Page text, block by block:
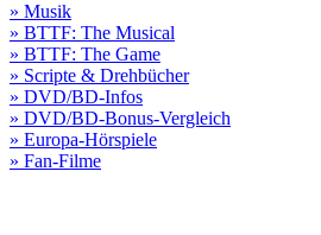
» Musik
» BTTF: The Musical
» BTTF: The Game
» Scripte & Drehbücher
» DVD/BD-Infos
» DVD/BD-Bonus-Vergleich
» Europa-Hörspiele
» Fan-Filme